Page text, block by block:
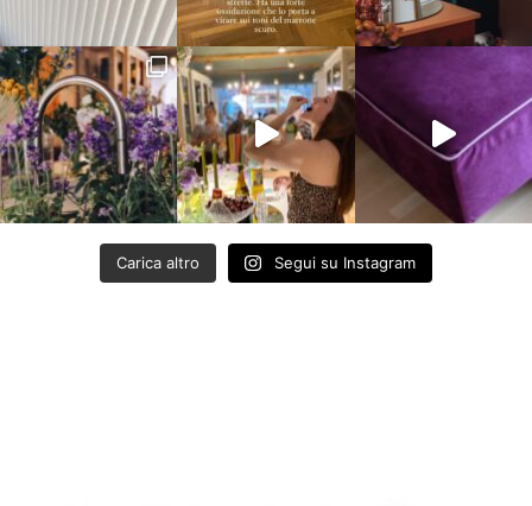
Carica altro Segui su Instagram